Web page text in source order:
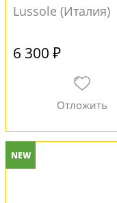
Lussole (Италия)
6 300 ₽
NEW